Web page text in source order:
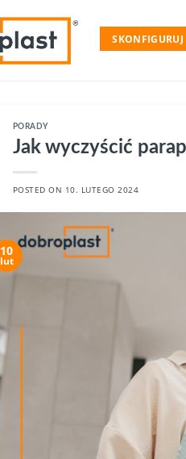
SKONFIGURUJ
PORADY
Jak wyczyścić
POSTED ON 10. LUTEGO 2024
10
lut